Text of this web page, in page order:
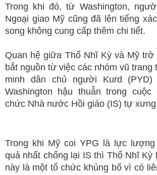
Trong khi đó, từ Washington,
Ngoại giao Mỹ cũng đã lên tiếng
song không cung cấp thêm chi tiết.
Quan hệ giữa Thổ Nhĩ Kỳ và Mỹ trở
bắt nguồn từ việc các nhóm vũ trang
minh dân chủ người Kurd
Washington hậu thuẫn trong cuộc
chức Nhà nước Hồi giáo (IS) tự
Trong khi Mỹ coi YPG là lực lượng
quả nhất chống lại IS thì Thổ Nhĩ
này là một tổ chức khủng bố vì có